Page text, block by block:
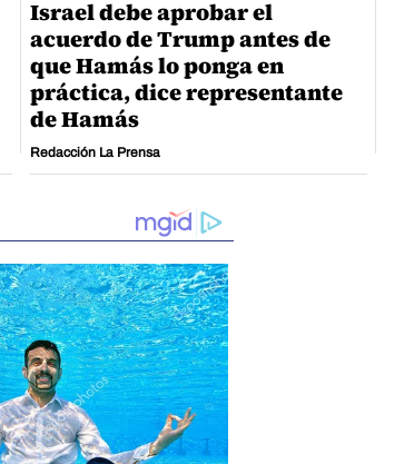
Israel debe aprobar el
acuerdo de Trump antes de
que Hamás lo ponga en
práctica, dice representante
de Hamás
Redacción La Prensa